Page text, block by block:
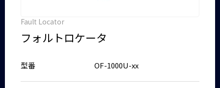
Fault Locator
フォルトロケータ
型番 OF-1000U-xx